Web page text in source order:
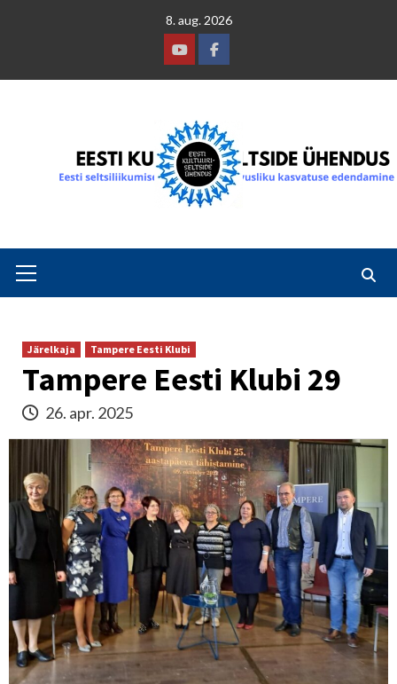
8. aug. 2026
YoutubeFacebook
Menu
Järelkaja Tampere Eesti Klubi
Tampere Eesti Klubi 29
26. apr. 2025